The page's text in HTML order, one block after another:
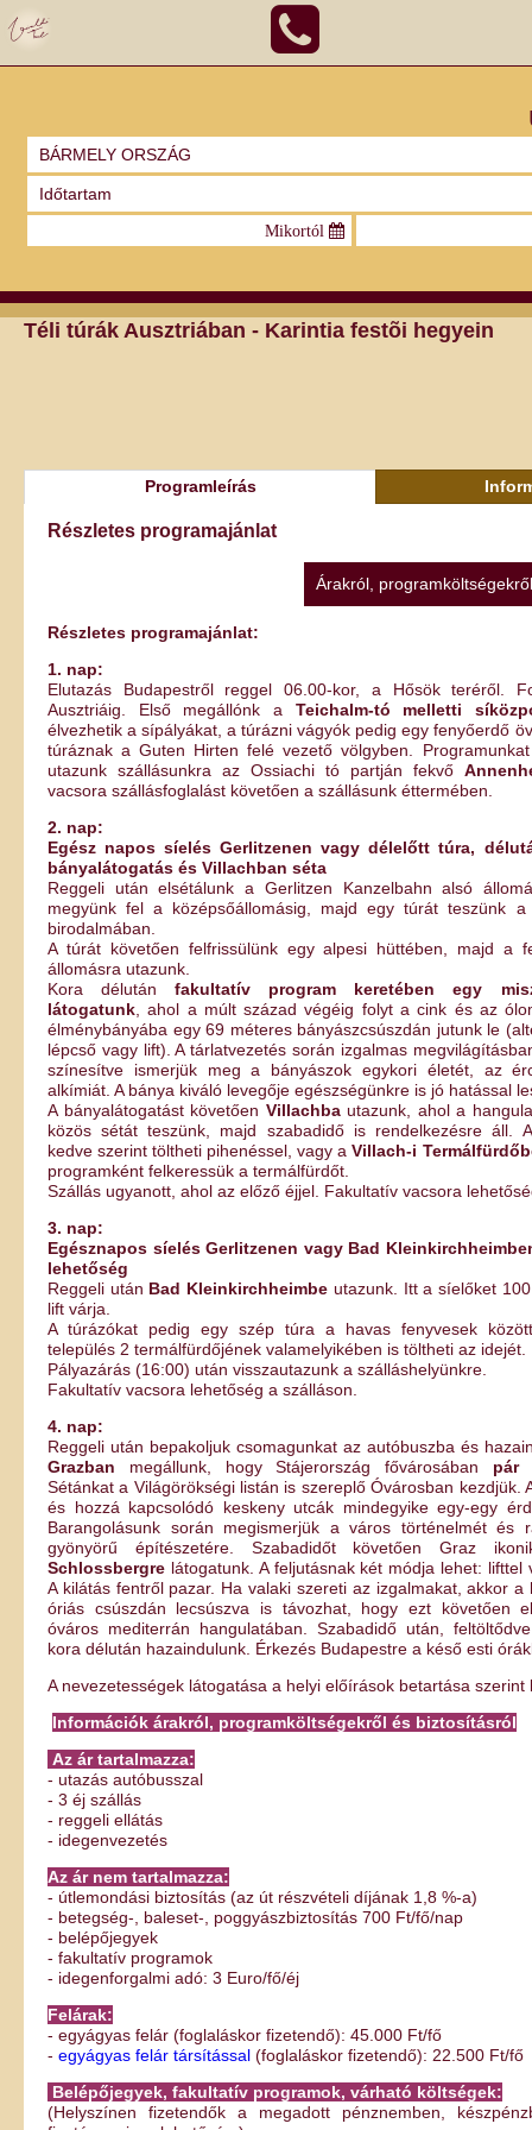
Téli túrák Ausztriában - Karintia festõi hegyein
Programleírás
Részletes programajánlat
Árakról,
Részletes programajánlat:
1. nap:
Elutazás Budapestről reggel 06.00-kor, a Hősök teréről.
Ausztriáig. Első megállónk a Teichalm-tó melletti
élvezhetik a sípályákat, a túrázni vágyók pedig egy fenyőerdő
túráznak a Guten Hirten felé vezető völgyben.
utazunk szállásunkra az Ossiachi tó partján fekvő
vacsora szállásfoglalást követően a szállásunk éttermében.
2. nap:
Egész napos síelés Gerlitzenen vagy délelőtt túra,
bányalátogatás és Villachban séta
Reggeli után elsétálunk a Gerlitzen Kanzelbahn alsó
megyünk fel a középsőállomásig, majd egy túrát teszünk a
birodalmában.
A túrát követően felfrissülünk egy alpesi hüttében, majd a
állomásra utazunk.
Kora délutánfakultatív program keretében egy
látogatunk , ahol a múlt század végéig folyt a cink és az
élménybányába egy 69 méteres bányászcsúszdán jutunk le
lépcső vagy lift). A tárlatvezetés során izgalmas
színesítve ismerjük meg a bányászok egykori életét, az
alkímiát. A bánya kiváló levegője egészségünkre is jó hatással
A bányalátogatást követően Villachbautazunk, ahol a
közös sétát teszünk, majd szabadidő is rendelkezésre áll.
kedve szerint töltheti pihenéssel, vagy aVillach-i
programként felkeressük a termálfürdőt.
Szállás ugyanott, ahol az előző éjjel. Fakultatív vacsora
3. nap:
Egésznapos síelés Gerlitzenen vagy Bad
lehetőség
Reggeli után Bad Kleinkirchheimbe utazunk. Itt a síelőket
lift várja.
A túrázókat pedig egy szép túra a havas fenyvesek
település 2 termálfürdőjének valamelyikében is töltheti az idejét.
Pályazárás (16:00) után visszautazunk a szálláshelyünkre.
Fakultatív vacsora lehetőség a szálláson.
4. nap:
Reggeli után bepakoljuk csomagunkat az autóbuszba és
Grazban megállunk, hogy Stájerország fővárosában pár
Sétánkat a Világörökségi listán is szereplő Óvárosban kezdjük.
és hozzá kapcsolódó keskeny utcák mindegyike egy-egy
Barangolásunk során megismerjük a város történelmét és
gyönyörű építészetére. Szabadidőt követően Graz
Schlossbergre látogatunk. A feljutásnak két módja lehet: lifttel
A kilátás fentről pazar. Ha valaki szereti az izgalmakat, akkor a
óriás csúszdán lecsúszva is távozhat, hogy ezt követően
óváros mediterrán hangulatában. Szabadidő után,
kora délután hazaindulunk. Érkezés Budapestre a késő esti
A nevezetességek látogatása a helyi előírások betartása szerint
Információk árakról, programköltségekről és biztosításról
Az ár tartalmazza:
- utazás autóbusszal
- 3 éj szállás
- reggeli ellátás
- idegenvezetés
Az ár nem tartalmazza:
- útlemondási biztosítás (az út részvételi díjának 1,8 %-a)
- betegség-, baleset-, poggyászbiztosítás 700 Ft/fő/nap
- belépőjegyek
- fakultatív programok
- idegenforgalmi adó: 3 Euro/fő/éj
Felárak:
- egyágyas felár (foglaláskor fizetendő): 45.000 Ft/fő
- egyágyas felár társítással (foglaláskor fizetendő): 22.500 Ft/fő
Belépőjegyek, fakultatív programok, várható költségek:
(Helyszínen fizetendők a megadott pénznemben,